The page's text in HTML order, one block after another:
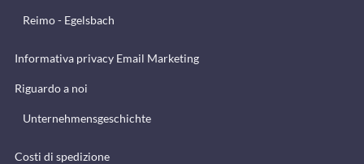
Reimo - Egelsbach
Informativa privacy Email Marketing
Riguardo a noi
Unternehmensgeschichte
Costi di spedizione